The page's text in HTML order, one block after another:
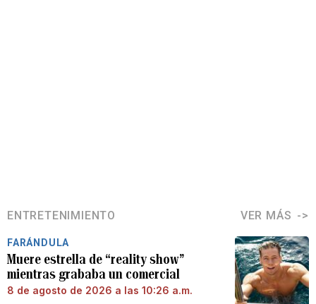
ENTRETENIMIENTO VER MÁS
FARÁNDULA
Muere estrella de “reality show”
mientras grababa un comercial
8 de agosto de 2026 a las 10:26 a.m.